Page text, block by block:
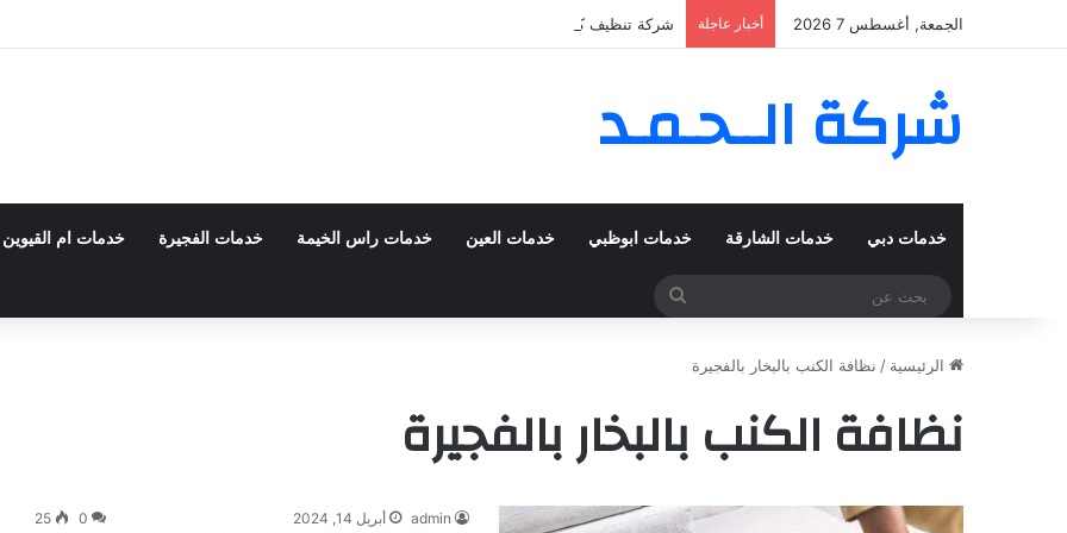
الجمعة, أغسطس 7 2026 أخبار عاجلة شركة تنظيف كنب في المزهر – دبي 0555980700 – خصم30%
شركة الــحـمـد
خدمات دبي خدمات الشارقة خدمات ابوظبي خدمات العين خدمات راس الخيمة خدمات الفجيرة خدمات ام القيوين
بحث
الرئيسية / نظافة الكنب بالبخار بالفجيرة
نظافة الكنب بالبخار بالفجيرة
admin أبريل 14, 2024 0
25